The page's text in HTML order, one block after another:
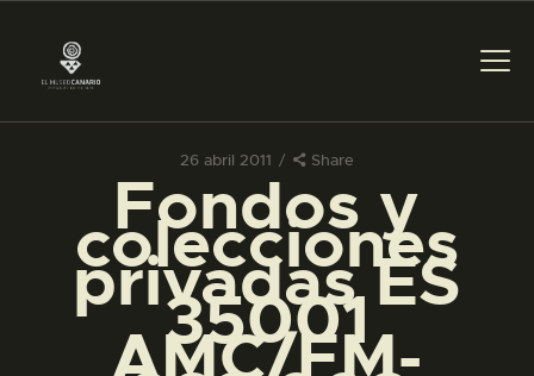
26 abril 2011 Share
Fondos y
colecciones
privadas ES
35001
AMC/FM-
PREPARAR LA VISITA
ACTIVIDADES
█